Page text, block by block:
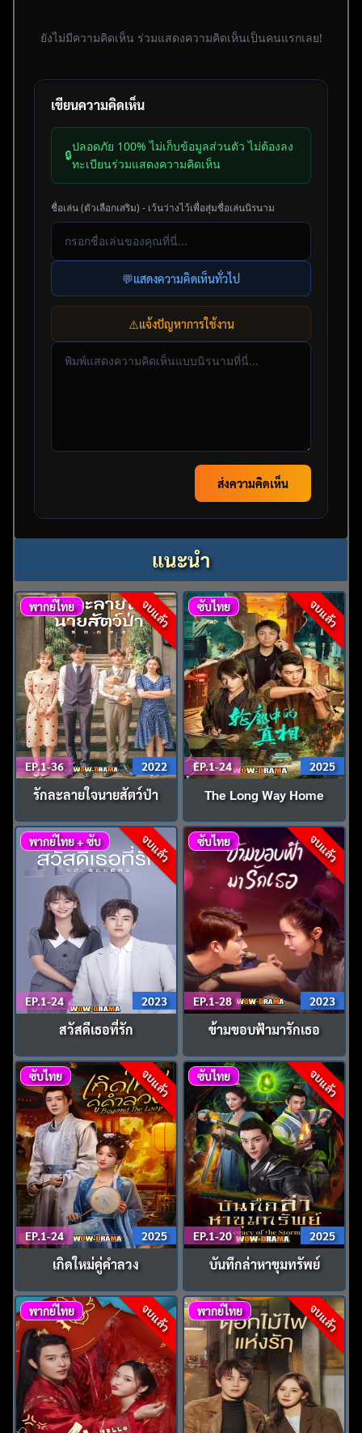
ยังไม่มีความคิดเห็น ร่วมแสดงความคิดเห็นเป็นคนแรกเลย!
เขียนความคิดเห็น
🔒
ปลอดภัย 100% ไม่เก็บข้อมูลส่วนตัว ไม่ต้องลง
ทะเบียนร่วมแสดงความคิดเห็น
ชื่อเล่น (ตัวเลือกเสริม) - เว้นว่างไว้เพื่อสุ่มชื่อเล่นนิรนาม
💬แสดงความคิดเห็นทั่วไป
⚠️แจ้งปัญหาการใช้งาน
ส่งความคิดเห็น
แนะนำ
จบแล้ว
พากย์ไทย
EP.1-36 2022
รักละลายใจนายสัตว์ป่า
จบแล้ว
ซับไทย
EP.1-24 2025
The Long Way Home
จบแล้ว
พากย์ไทย + ซับ
EP.1-24 2023
สวัสดีเธอที่รัก
จบแล้ว
ซับไทย
EP.1-28 2023
ข้ามขอบฟ้ามารักเธอ
จบแล้ว
ซับไทย
EP.1-24 2025
เกิดใหม่คู่คำลวง
จบแล้ว
ซับไทย
EP.1-20 2025
บันทึกล่าหาขุมทรัพย์
จบแล้ว
พากย์ไทย จบแล้ว
พากย์ไทย